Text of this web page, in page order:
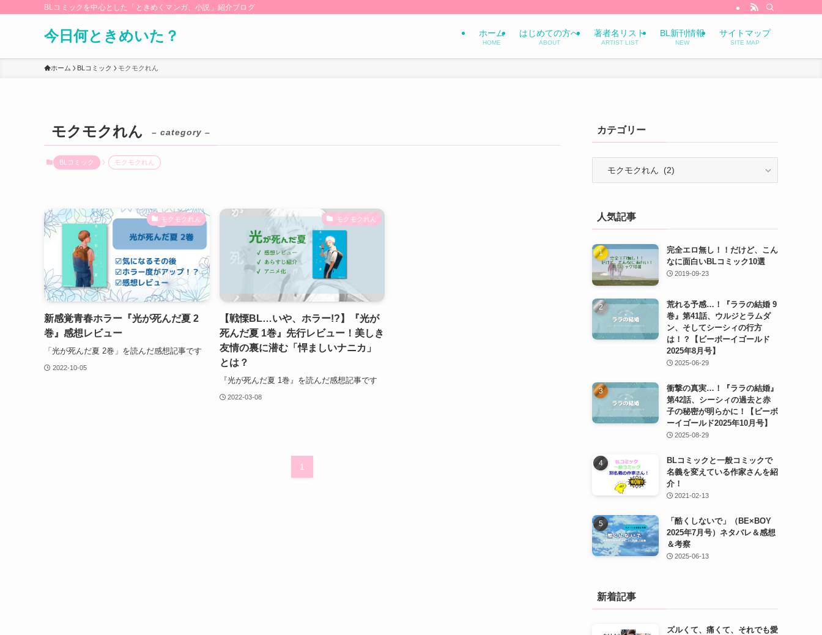
BLコミックを中心とした「ときめくマンガ、小説」紹介ブログ
今日何ときめいた？ ホーム
HOME
はじめての方へ
ABOUT
著者名リスト
ARTIST LIST
BL新刊情報
NEW
サイトマップ
SITE MAP
ホーム BLコミック モクモクれん
モクモクれん – category –
BLコミック モクモクれん
モクモクれん
新感覚青春ホラー『光が死んだ夏 2
巻』感想レビュー
「光が死んだ夏 2巻」を読んだ感想記事です
2022-10-05
モクモクれん
【戦慄BL…いや、ホラー!?】『光が
死んだ夏 1巻』先行レビュー！美しき
友情の裏に潜む「悍ましいナニカ」
とは？
『光が死んだ夏 1巻』を読んだ感想記事です
2022-03-08
1
カテゴリー
ー人気記事
完全エロ無し！！だけど、こん
なに面白いBLコミック10選
2019-09-23
荒れる予感…！『ララの結婚 9
巻』第41話、ウルジとラムダ
ン、そしてシーシィの行方
は！？【ビーボーイゴールド
2025年8月号】
2025-06-29
衝撃の真実…！『ララの結婚』
第42話、シーシィの過去と赤
子の秘密が明らかに！【ビーボ
ーイゴールド2025年10月号】
2025-08-29
BLコミックと一般コミックで
名義を変えている作家さんを紹
介！
2021-02-13
「酷くしないで」（BE×BOY
2025年7月号）ネタバレ＆感想
＆考察
2025-06-13
新着記事
ズルくて、痛くて、それでも愛